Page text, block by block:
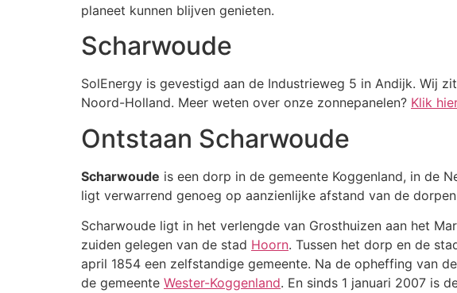
planeet kunnen blijven genieten.
Scharwoude
SolEnergy is gevestigd aan de Industrieweg 5 in Andijk. Wij
Noord-Holland. Meer weten over onze zonnepanelen? Klik
Ontstaan Scharwoude
Scharwoude is een dorp in de gemeente Koggenland, in de
ligt verwarrend genoeg op aanzienlijke afstand van de
Scharwoude ligt in het verlengde van Grosthuizen aan het
zuiden gelegen van de stad Hoorn. Tussen het dorp en de
april 1854 een zelfstandige gemeente. Na de opheffing van
de gemeente Wester-Koggenland. En sinds 1 januari 2007 is